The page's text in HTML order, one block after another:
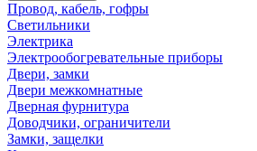
Провод, кабель, гофры
Светильники
Электрика
Электрообогревательные приборы
Двери, замки
Двери межкомнатные
Дверная фурнитура
Доводчики, ограничители
Замки, защелки